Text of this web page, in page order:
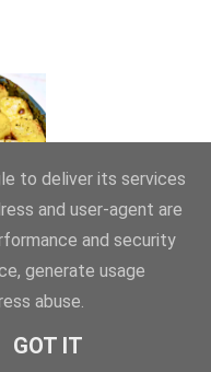
to deliver its services
and user-agent are
and security
generate usage
abuse.
GOT IT